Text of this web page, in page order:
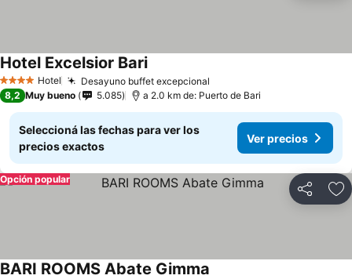
4 EstrellasHotel Desayuno buffet excepcional
Hotel Excelsior Bari
8,2 Muy bueno 5.085 a 2.0 km de: Puerto de Bari
Seleccioná las fechas para ver los
precios exactos
Ver precios
Compartir
Opción popular
BARI ROOMS Abate Gimma